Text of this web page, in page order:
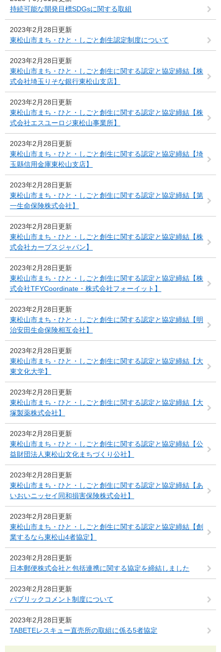
持続可能な開発目標SDGsに関する取組
2023年2月28日更新
東松山市まち・ひと・しごと創生認定制度について
2023年2月28日更新
東松山市まち・ひと・しごと創生に関する認定と協定締結【株
式会社埼玉りそな銀行東松山支店】
2023年2月28日更新
東松山市まち・ひと・しごと創生に関する認定と協定締結【株
式会社エスユーロジ東松山事業所】
2023年2月28日更新
東松山市まち・ひと・しごと創生に関する認定と協定締結【埼
玉縣信用金庫東松山支店】
2023年2月28日更新
東松山市まち・ひと・しごと創生に関する認定と協定締結【第
一生命保険株式会社】
2023年2月28日更新
東松山市まち・ひと・しごと創生に関する認定と協定締結【株
式会社カーブスジャパン】
2023年2月28日更新
東松山市まち・ひと・しごと創生に関する認定と協定締結【株
式会社TFYCoordinate・株式会社フォーイット】
2023年2月28日更新
東松山市まち・ひと・しごと創生に関する認定と協定締結【明
治安田生命保険相互会社】
2023年2月28日更新
東松山市まち・ひと・しごと創生に関する認定と協定締結【大
東文化大学】
2023年2月28日更新
東松山市まち・ひと・しごと創生に関する認定と協定締結【大
塚製薬株式会社】
2023年2月28日更新
東松山市まち・ひと・しごと創生に関する認定と協定締結【公
益財団法人東松山文化まちづくり公社】
2023年2月28日更新
東松山市まち・ひと・しごと創生に関する認定と協定締結【あ
いおいニッセイ同和損害保険株式会社】
2023年2月28日更新
東松山市まち・ひと・しごと創生に関する認定と協定締結【創
業するなら東松山4者協定】
2023年2月28日更新
日本郵便株式会社と包括連携に関する協定を締結しました
2023年2月28日更新
パブリックコメント制度について
2023年2月28日更新
TABETEレスキュー直売所の取組に係る5者協定